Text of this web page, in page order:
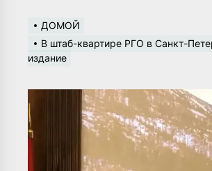
ДОМОЙ
В штаб-квартире РГО в Санкт-
издание